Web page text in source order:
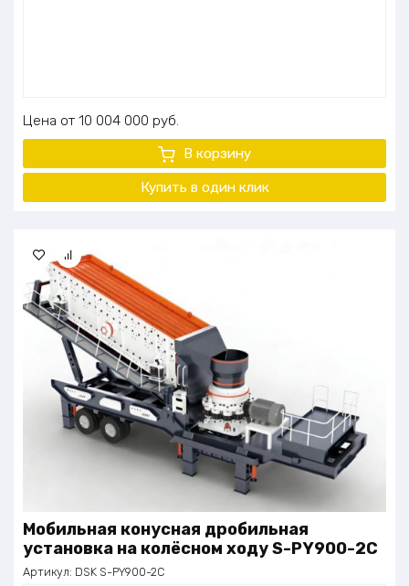
Цена 10 004 000 руб.
В корзину
Купить в один клик
Мобильная конусная дробильная
установка на колёсном ходу S-PY900-2C
Артикул: DSK S-PY900-2C